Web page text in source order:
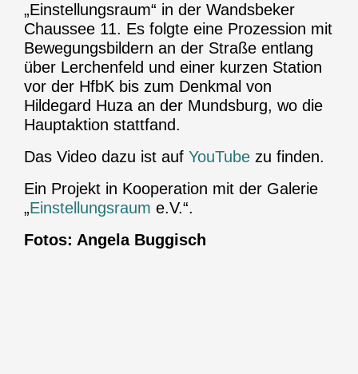
„Einstellungsraum“ in der Wandsbeker
Chaussee 11. Es folgte eine Prozession mit
Bewegungsbildern an der Straße entlang
über Lerchenfeld und einer kurzen Station
vor der HfbK bis zum Denkmal von
Hildegard Huza an der Mundsburg, wo die
Hauptaktion stattfand.
Das Video dazu ist auf YouTube zu finden.
Ein Projekt in Kooperation mit der Galerie
„Einstellungsraum e.V.“.
Fotos: Angela Buggisch